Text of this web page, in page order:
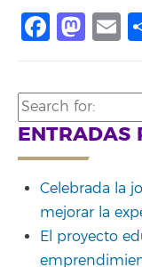
Search
for:
ENTRADAS
Celebrada la
mejorar la
El proyecto